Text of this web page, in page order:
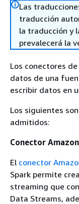
Las
traducción
la traducción y
prevalecerá la
Los conectores
datos de una
escribir datos en
Los siguientes
admitidos:
Conector
El conector
Spark permite
streaming que
Data Streams,